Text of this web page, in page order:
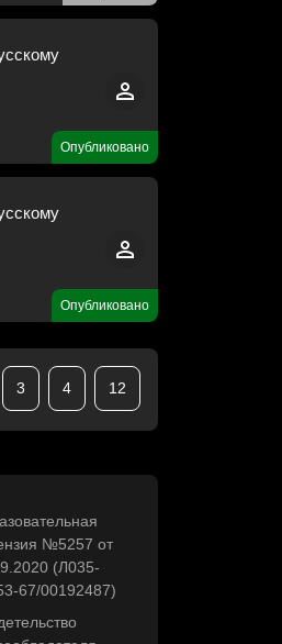
Опубликовано
Опубликовано
3 4 12
№5257 от
(Л035-
67/00192487)